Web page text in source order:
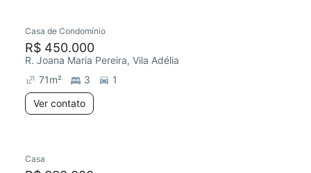
Casa de Condomínio
R$ 450.000
R. Joana Maria Pereira, Vila Adélia
71m² 3
1
Ver contato
Casa